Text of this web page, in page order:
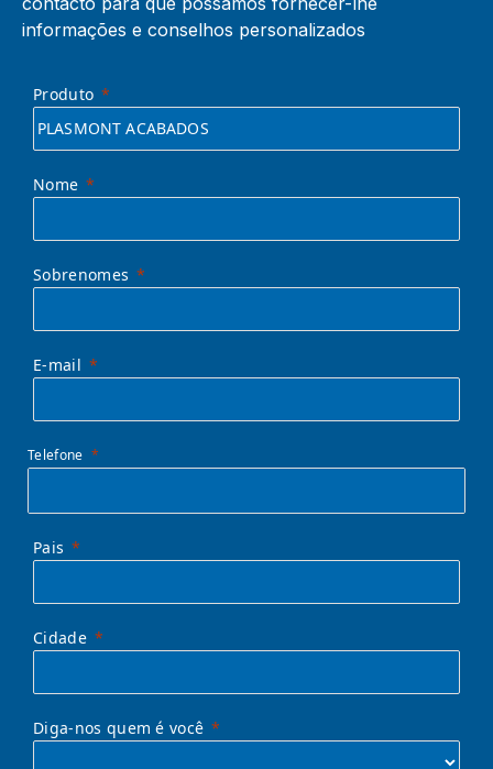
informações e conselhos personalizados
Produto
Nome
Sobrenomes
E-mail
Telefone
Pais
Cidade
Diga-nos quem é você